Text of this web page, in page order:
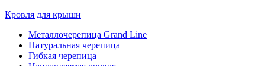
Кровля для крыши
Металлочерепица Grand Line
Натуральная черепица
Гибкая черепица